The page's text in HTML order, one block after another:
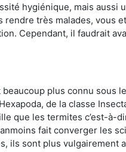
hygiénique, mais aussi
rendre très malades, vous
Cependant, il faudrait
plus connu sous
de la classe
que les termites c’est-à-
fait converger les
ils sont plus vulgairement